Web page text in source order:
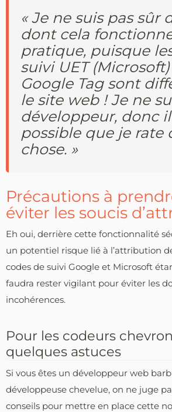
« Je ne suis pas sûr
dont cela
pratique, puisque
suivi UET
Google Tag sont
le site web ! Je ne
développeur, donc
possible que je rate
chose. »
Précautions à
éviter les soucis
Eh oui, derrière cette fonctionnalité
un potentiel risque lié à l’attribution
codes de suivi Google et Microsoft
faudra rester vigilant pour éviter les
incohérences.
Pour les codeurs
quelques astuces
Si vous êtes un développeur web
développeuse chevelue, on ne juge
conseils pour mettre en place cette